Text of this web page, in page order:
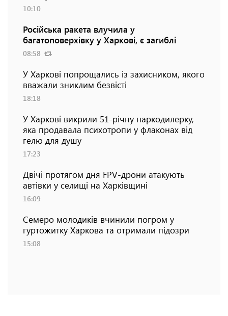
10:10
Російська ракета влучила у
багатоповерхівку у Харкові, є загиблі
08:58
У Харкові попрощались із захисником, якого
вважали зниклим безвісті
18:18
У Харкові викрили 51-річну наркодилерку,
яка продавала психотропи у флаконах від
гелю для душу
17:23
Двічі протягом дня FPV-дрони атакують
автівки у селищі на Харківщині
16:09
Семеро молодиків вчинили погром у
гуртожитку Харкова та отримали підозри
15:08